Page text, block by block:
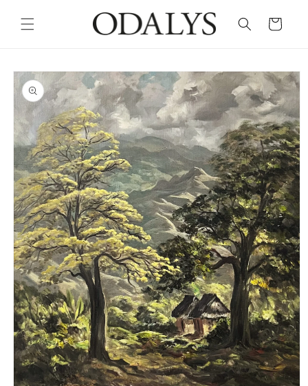
content
Cart
Skip to
product
information